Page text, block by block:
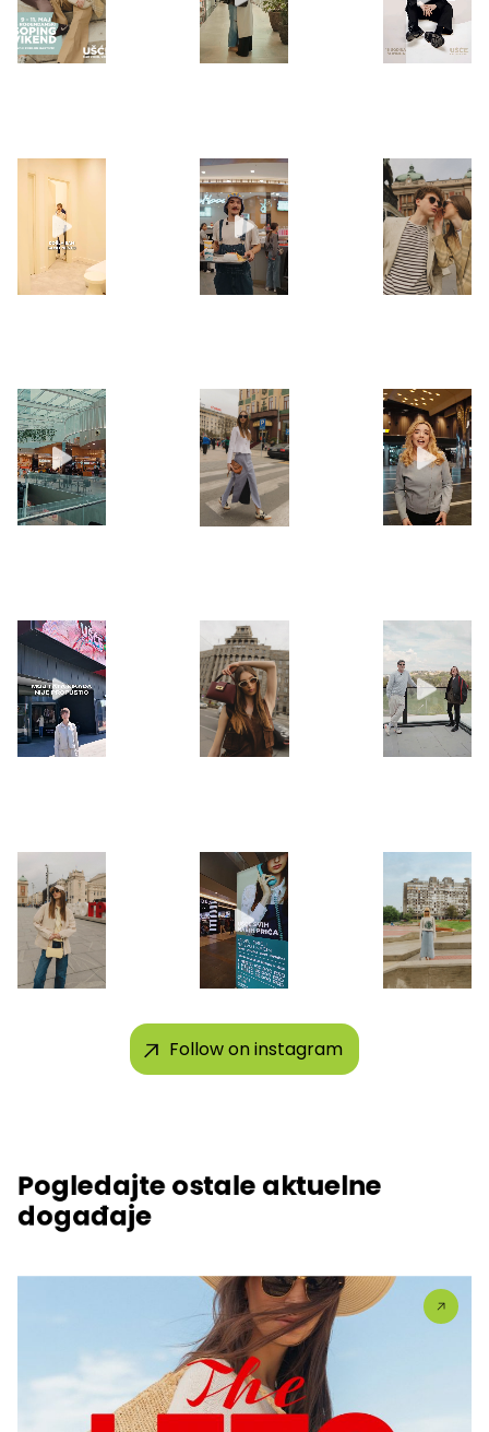
Follow on instagram
Pogledajte ostale aktuelne
događaje